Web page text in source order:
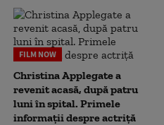
FILM NOW
Christina Applegate a
revenit acasă, după patru
luni în spital. Primele
informații despre actriță